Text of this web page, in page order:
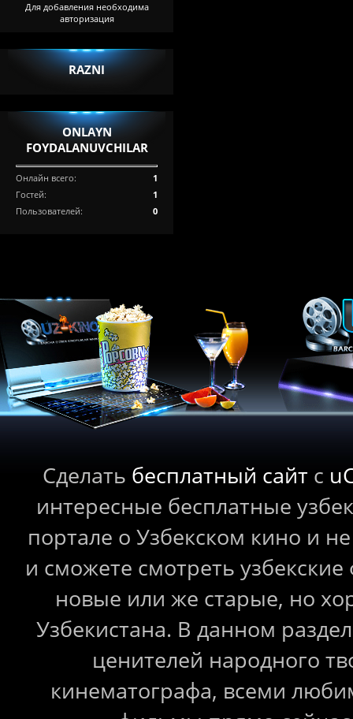
Для добавления необходима
авторизация
RAZNI
ONLAYN
FOYDALANUVCHILAR
Онлайн всего:
1
Гостей:
1
Пользователей:
0
Сделать бесплатный сайт с
интересные бесплатные
портале о Узбекском кино и
и сможете смотреть
новые или же старые, но
Узбекистана. В данном
ценителей народного
кинематографа, всеми